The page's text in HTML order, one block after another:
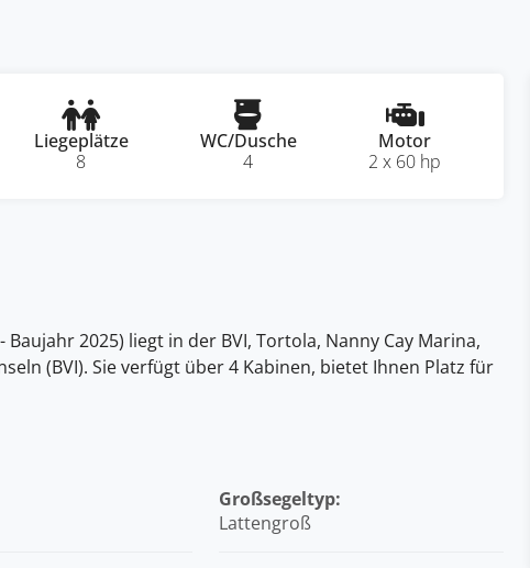
Liegeplätze
8
WC/Dusche
4
Motor
2 x 60 hp
2025) liegt in der BVI, Tortola, Nanny Cay Marina,
(BVI). Sie verfügt über 4 Kabinen, bietet Ihnen Platz für
Großsegeltyp:
Lattengroß